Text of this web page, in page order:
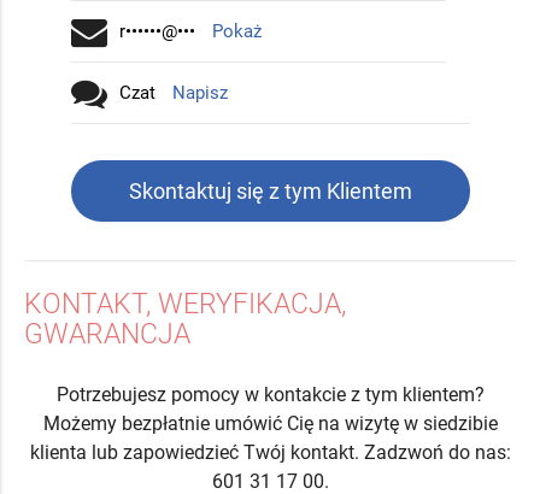
r••••••@••• Pokaż
Czat Napisz
Skontaktuj się z tym Klientem
KONTAKT, WERYFIKACJA,
GWARANCJA
Potrzebujesz pomocy w kontakcie z tym klientem?
Możemy bezpłatnie umówić Cię na wizytę w siedzibie
klienta lub zapowiedzieć Twój kontakt. Zadzwoń do nas:
601 31 17 00.